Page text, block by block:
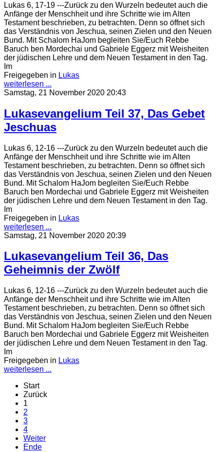
Lukas 6, 17-19 ---Zurück zu den Wurzeln bedeutet auch die
Anfänge der Menschheit und ihre Schritte wie im Alten
Testament beschrieben, zu betrachten. Denn so öffnet sich
das Verständnis von Jeschua, seinen Zielen und den Neuen
Bund. Mit Schalom HaJom begleiten Sie/Euch Rebbe
Baruch ben Mordechai und Gabriele Eggerz mit Weisheiten
der jüdischen Lehre und dem Neuen Testament in den Tag.
Im
Freigegeben in Lukas
weiterlesen ...
Samstag, 21 November 2020 20:43
Lukasevangelium Teil 37, Das Gebet
Jeschuas
Lukas 6, 12-16 ---Zurück zu den Wurzeln bedeutet auch die
Anfänge der Menschheit und ihre Schritte wie im Alten
Testament beschrieben, zu betrachten. Denn so öffnet sich
das Verständnis von Jeschua, seinen Zielen und den Neuen
Bund. Mit Schalom HaJom begleiten Sie/Euch Rebbe
Baruch ben Mordechai und Gabriele Eggerz mit Weisheiten
der jüdischen Lehre und dem Neuen Testament in den Tag.
Im
Freigegeben in Lukas
weiterlesen ...
Samstag, 21 November 2020 20:39
Lukasevangelium Teil 36, Das
Geheimnis der Zwölf
Lukas 6, 12-16 ---Zurück zu den Wurzeln bedeutet auch die
Anfänge der Menschheit und ihre Schritte wie im Alten
Testament beschrieben, zu betrachten. Denn so öffnet sich
das Verständnis von Jeschua, seinen Zielen und den Neuen
Bund. Mit Schalom HaJom begleiten Sie/Euch Rebbe
Baruch ben Mordechai und Gabriele Eggerz mit Weisheiten
der jüdischen Lehre und dem Neuen Testament in den Tag.
Im
Freigegeben in Lukas
weiterlesen ...
Start
Zurück
1
2
3
4
Weiter
Ende